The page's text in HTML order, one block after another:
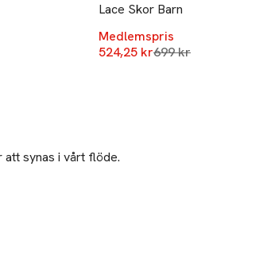
Lace Skor Barn
Medlemspris
524,25 krLägsta pris 30 dagar
699 kr
att synas i vårt flöde.